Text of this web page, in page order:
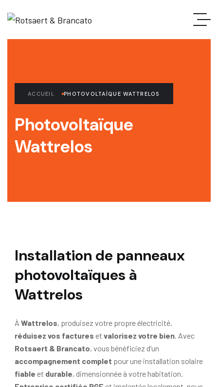
ACCUEIL PHOTOVOLTAÏQUE WATTRELOS
Photovoltaïque
Wattrelos
Installation de panneaux
photovoltaïques à
Wattrelos
À Wattrelos, produisez votre propre électricité,
réduisez vos factures et valorisez votre bien. Avec
Rotsaert & Brancato, vous bénéficiez d’un
accompagnement complet pour une installation solaire
fiable et durable, dimensionnée à votre habitation.